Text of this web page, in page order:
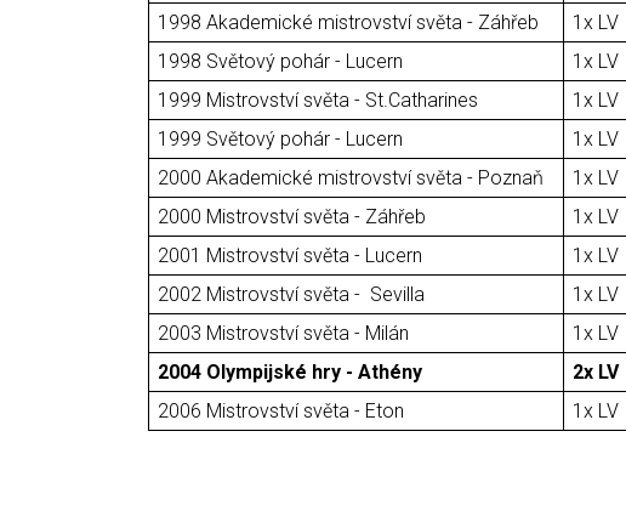
1998 Akademické mistrovství světa - Záhřeb
1x LV
1998 Světový pohár - Lucern
1x LV
1999 Mistrovství světa - St.Catharines
1x LV
1999 Světový pohár - Lucern
1x LV
2000 Akademické mistrovství světa - Poznaň
1x LV
2000 Mistrovství světa - Záhřeb
1x LV
2001 Mistrovství světa - Lucern
1x LV
2002 Mistrovství světa - Sevilla
1x LV
2003 Mistrovství světa - Milán
1x LV
2004 Olympijské hry - Athény
2x LV
2006 Mistrovství světa - Eton
1x LV